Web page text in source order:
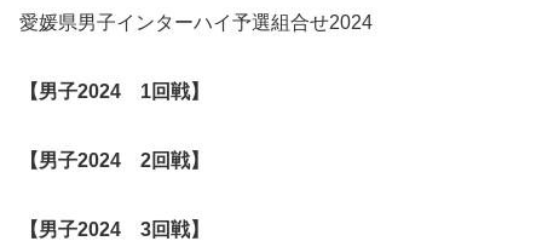
愛媛県男子インターハイ予選組合せ2024
【男子2024 1回戦】
【男子2024 2回戦】
【男子2024 3回戦】